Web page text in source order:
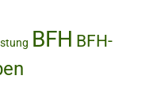
BFH BFH-